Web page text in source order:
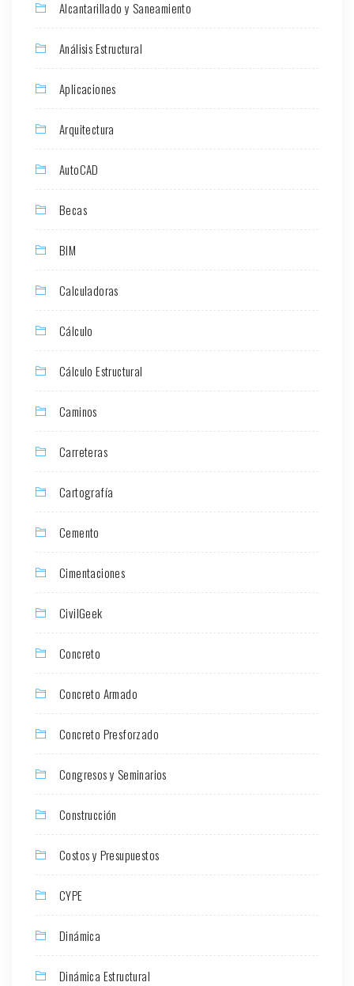
Alcantarillado y Saneamiento
Análisis Estructural
Aplicaciones
Arquitectura
AutoCAD
Becas
BIM
Calculadoras
Cálculo
Cálculo Estructural
Caminos
Carreteras
Cartografía
Cemento
Cimentaciones
CivilGeek
Concreto
Concreto Armado
Concreto Presforzado
Congresos y Seminarios
Construcción
Costos y Presupuestos
CYPE
Dinámica
Dinámica Estructural